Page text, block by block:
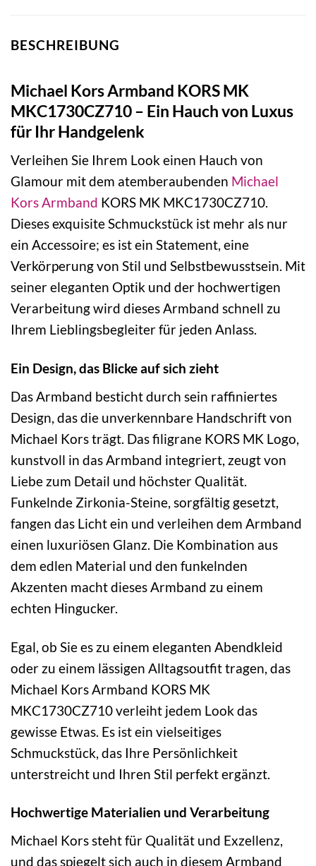
BESCHREIBUNG
Michael Kors Armband KORS MK
MKC1730CZ710 – Ein Hauch von Luxus
für Ihr Handgelenk
Verleihen Sie Ihrem Look einen Hauch von
Glamour mit dem atemberaubenden Michael
KorsArmband KORS MK MKC1730CZ710.
Dieses exquisite Schmuckstück ist mehr als nur
ein Accessoire; es ist ein Statement, eine
Verkörperung von Stil und Selbstbewusstsein. Mit
seiner eleganten Optik und der hochwertigen
Verarbeitung wird dieses Armband schnell zu
Ihrem Lieblingsbegleiter für jeden Anlass.
Ein Design, das Blicke auf sich zieht
Das Armband besticht durch sein raffiniertes
Design, das die unverkennbare Handschrift von
Michael Kors trägt. Das filigrane KORS MK Logo,
kunstvoll in das Armband integriert, zeugt von
Liebe zum Detail und höchster Qualität.
Funkelnde Zirkonia-Steine, sorgfältig gesetzt,
fangen das Licht ein und verleihen dem Armband
einen luxuriösen Glanz. Die Kombination aus
dem edlen Material und den funkelnden
Akzenten macht dieses Armband zu einem
echten Hingucker.
Egal, ob Sie es zu einem eleganten Abendkleid
oder zu einem lässigen Alltagsoutfit tragen, das
Michael Kors Armband KORS MK
MKC1730CZ710 verleiht jedem Look das
gewisse Etwas. Es ist ein vielseitiges
Schmuckstück, das Ihre Persönlichkeit
unterstreicht und Ihren Stil perfekt ergänzt.
Hochwertige Materialien und Verarbeitung
Michael Kors steht für Qualität und Exzellenz,
und das spiegelt sich auch in diesem Armband